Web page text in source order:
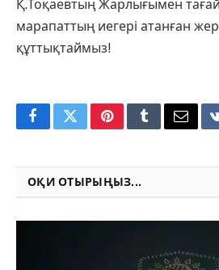
Қ.Тоқаевтың Жарлығымен
марапаттың иегері атанған
құттықтаймыз!
FacebookTwitterPinterestTumblrEmail
ОҚИ ОТЫРЫҢЫЗ...